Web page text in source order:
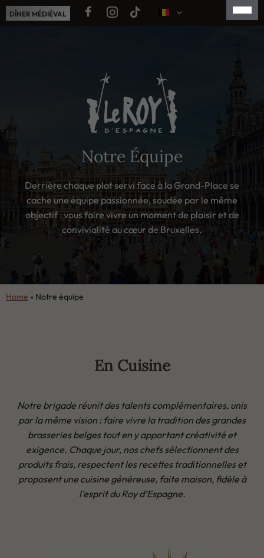
Aller
au
DÎNER MÉDIÉVAL
ESPAÑOL
简体中文
日本語
Notre Équipe
Derrière chaque plat servi face à la Grand-Place se
cache une équipe passionnée, soudée par le même
objectif : vous faire vivre un moment de plaisir et de
convivialité au cœur de Bruxelles.
Home » Notre équipe
En Cuisine
Notre brigade réunit des talents complémentaires, unis
par la même vision : faire vivre la tradition des grandes
brasseries belges tout en y apportant créativité et
exigence. Chaque jour, nos chefs sélectionnent des
produits frais, respectent les recettes traditionnelles et
proposent une cuisine généreuse, faite maison, fidèle à
l’esprit du Roy d’Espagne.